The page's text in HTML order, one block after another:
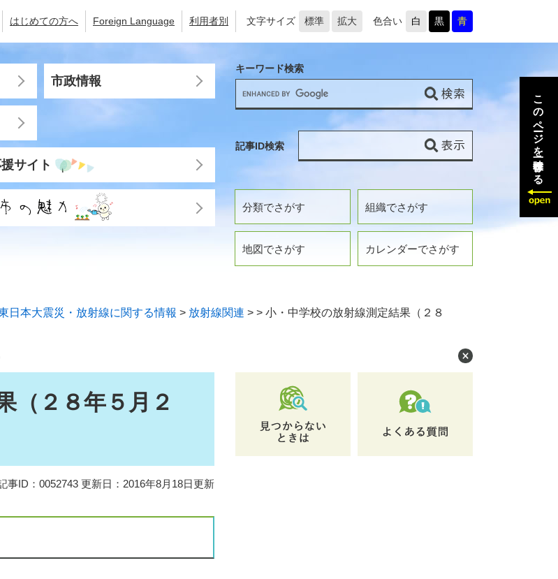
はじめての方へ Foreign Language 利用者別 文字サイズ 標準 拡大 色合い 白 黒 青
市政情報
サイト
分類でさがす 組織でさがす
地図でさがす カレンダーでさがす
キーワード検索
記事ID検索
日本大震災・放射線に関する情報 > 放射線関連 > > 小・中学校の放射線測定結果（２８
（２８年５月２
事ID：0052743 更新日：2016年8月18日更新
このページを一時保存する